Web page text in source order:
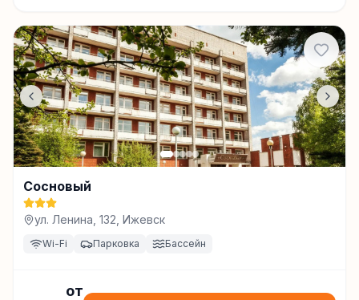
Сосновый
ул. Ленина, 132, Ижевск
Wi-Fi Парковка Бассейн
от